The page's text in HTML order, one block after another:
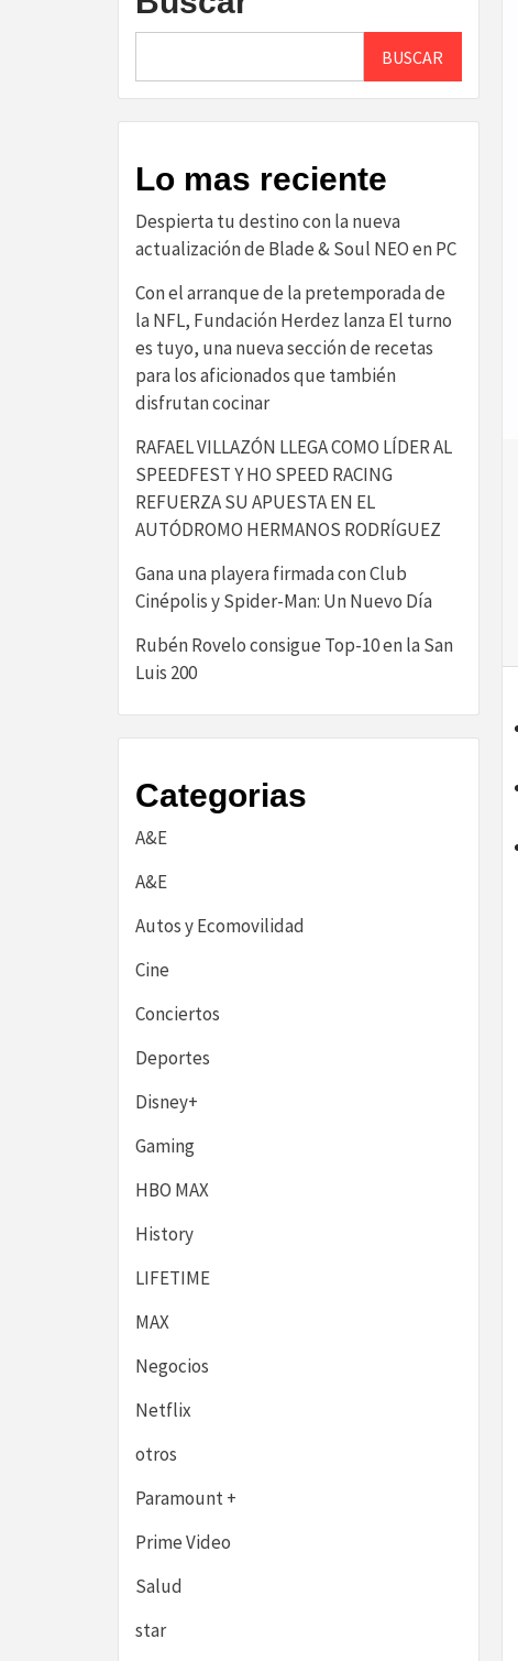
BUSCAR
Lo mas reciente
Despierta tu destino con la nueva
actualización de Blade & Soul NEO en PC
Con el arranque de la pretemporada de
la NFL, Fundación Herdez lanza El turno
es tuyo, una nueva sección de recetas
para los aficionados que también
disfrutan cocinar
RAFAEL VILLAZÓN LLEGA COMO LÍDER AL
SPEEDFEST Y HO SPEED RACING
REFUERZA SU APUESTA EN EL
AUTÓDROMO HERMANOS RODRÍGUEZ
Gana una playera firmada con Club
Cinépolis y Spider-Man: Un Nuevo Día
Rubén Rovelo consigue Top-10 en la San
Luis 200
Categorias
A&E
A&E
Autos y Ecomovilidad
Cine
Conciertos
Deportes
Disney+
Gaming
HBO MAX
History
LIFETIME
MAX
Negocios
Netflix
otros
Paramount +
Prime Video
Salud
star